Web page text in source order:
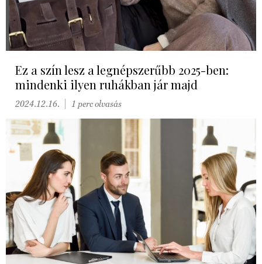
Ez a szín lesz a legnépszerűbb 2025-ben:
mindenki ilyen ruhákban jár majd
2024.12.16. 1 perc olvasás